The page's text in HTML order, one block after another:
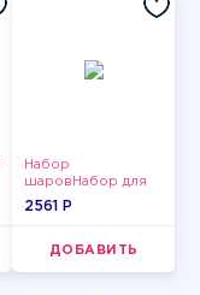
Набор
шаровНабор для
мужчин-12
2561 P
ДОБАВИТЬ